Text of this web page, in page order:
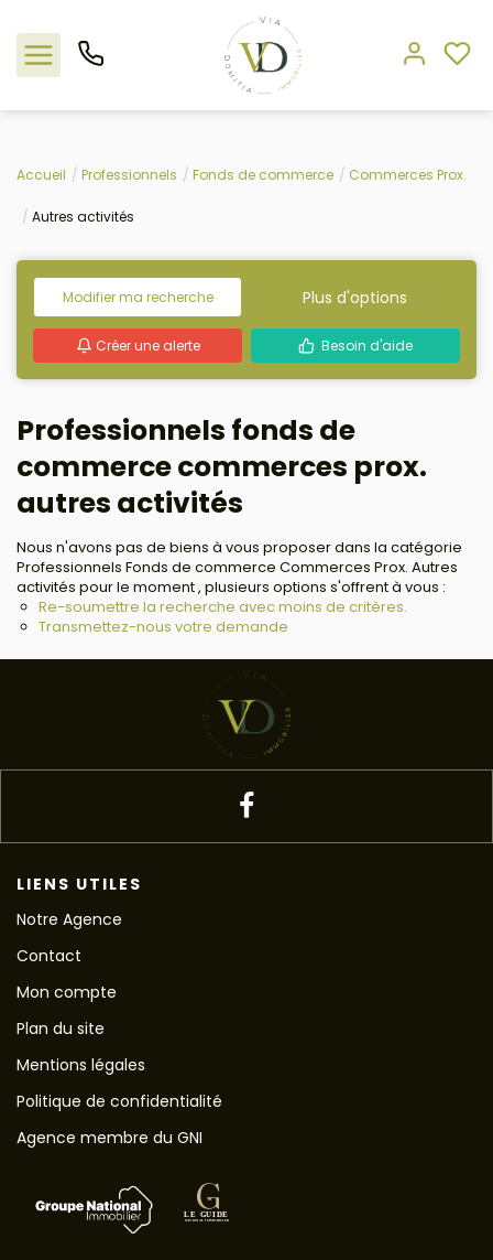
Nos offres
Rejoindre le groupement
Estimation
Accueil Professionnels Fonds de commerce Commerces Prox.
Autres activités
Modifier ma recherche Plus d'options
Créer une alerte Besoin d'aide
Professionnels fonds de
commerce commerces prox.
autres activités
Nous n'avons pas de biens à vous proposer dans la catégorie
Professionnels Fonds de commerce Commerces Prox. Autres
activités pour le moment , plusieurs options s'offrent à vous :
Re-soumettre la recherche avec moins de critères.
Transmettez-nous votre demande
LIENS UTILES
Notre Agence
Contact
Mon compte
Plan du site
Mentions légales
Politique de confidentialité
Agence membre du GNI